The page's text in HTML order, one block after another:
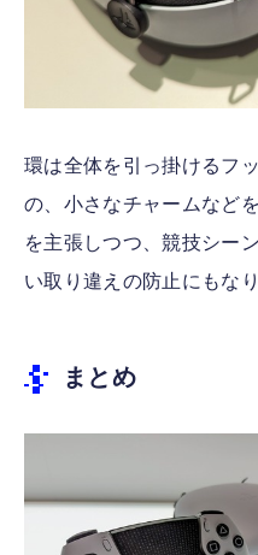
環は全体を引っ掛けるフ
の、小さなチャームなど
を主張しつつ、競技シー
い取り違えの防止にもな
まとめ